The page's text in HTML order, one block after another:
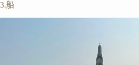
3.船